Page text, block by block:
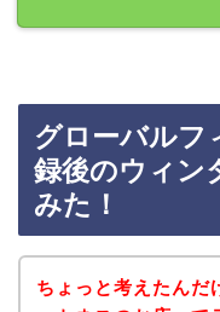
グローバルフ
録後のウィン
みた！
ちょっと考えたんだ